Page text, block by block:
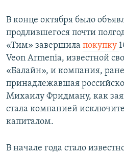
В конце октября было
продлившегося почти
«Тим» завершила покупку
Veon Armenia, известной
«Балайн», и компания,
принадлежавшая
Михаилу Фридману, как
стала компанией
капиталом.
В начале года стало